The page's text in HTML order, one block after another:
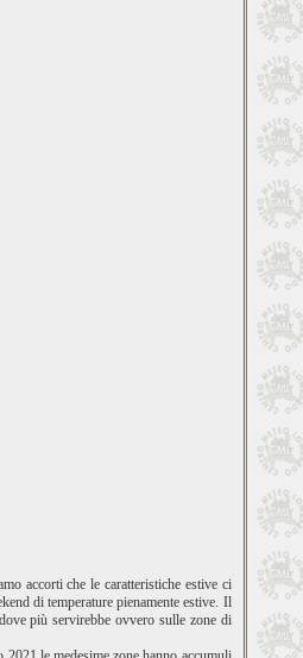
accorti che le caratteristiche estive ci
di temperature pienamente estive. Il
più servirebbe ovvero sulle zone di